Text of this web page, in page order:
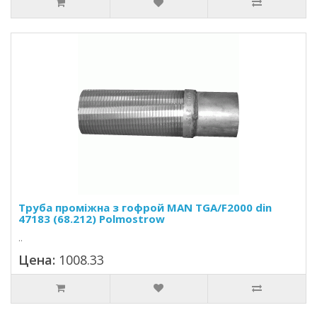
Труба проміжна з гофрой MAN TGA/F2000 din
47183 (68.212) Polmostrow
..
Цена: 1008.33